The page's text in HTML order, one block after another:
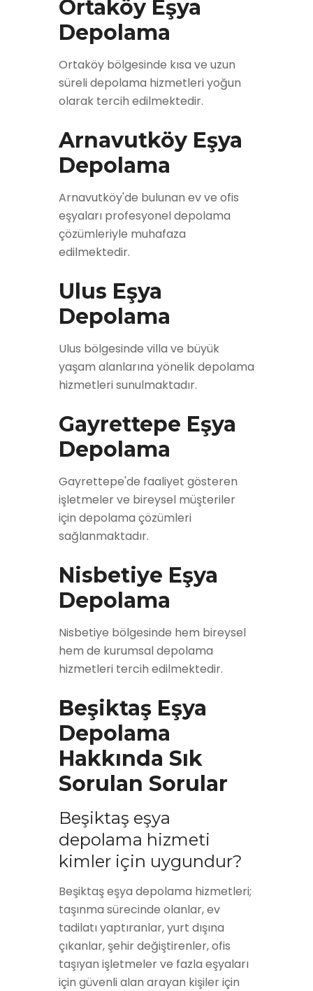
Ortaköy Eşya
Depolama
Ortaköy bölgesinde kısa ve uzun
süreli depolama hizmetleri yoğun
olarak tercih edilmektedir.
Arnavutköy Eşya
Depolama
Arnavutköy'de bulunan ev ve ofis
eşyaları profesyonel depolama
çözümleriyle muhafaza
edilmektedir.
Ulus Eşya
Depolama
Ulus bölgesinde villa ve büyük
yaşam alanlarına yönelik depolama
hizmetleri sunulmaktadır.
Gayrettepe Eşya
Depolama
Gayrettepe'de faaliyet gösteren
işletmeler ve bireysel müşteriler
için depolama çözümleri
sağlanmaktadır.
Nisbetiye Eşya
Depolama
Nisbetiye bölgesinde hem bireysel
hem de kurumsal depolama
hizmetleri tercih edilmektedir.
Beşiktaş Eşya
Depolama
Hakkında Sık
Sorulan Sorular
Beşiktaş eşya
depolama hizmeti
kimler için uygundur?
Beşiktaş eşya depolama hizmetleri;
taşınma sürecinde olanlar, ev
tadilatı yaptıranlar, yurt dışına
çıkanlar, şehir değiştirenler, ofis
taşıyan işletmeler ve fazla eşyaları
için güvenli alan arayan kişiler için